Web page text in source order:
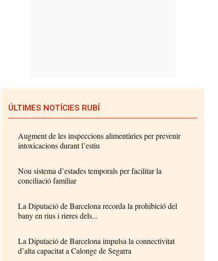
ÚLTIMES NOTÍCIES RUBÍ
Augment de les inspeccions alimentàries per prevenir
intoxicacions durant l’estiu
Nou sistema d’estades temporals per facilitar la
conciliació familiar
La Diputació de Barcelona recorda la prohibició del
bany en rius i rieres dels...
La Diputació de Barcelona impulsa la connectivitat
d’alta capacitat a Calonge de Segarra